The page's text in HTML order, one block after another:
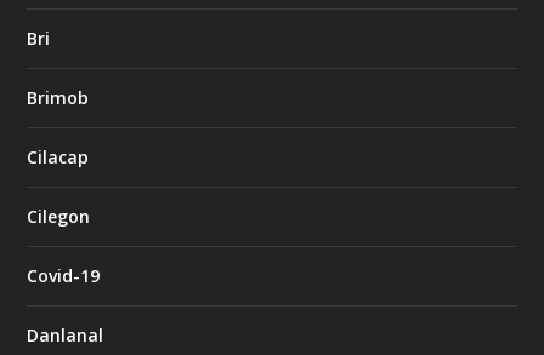
Bri
Brimob
Cilacap
Cilegon
Covid-19
Danlanal